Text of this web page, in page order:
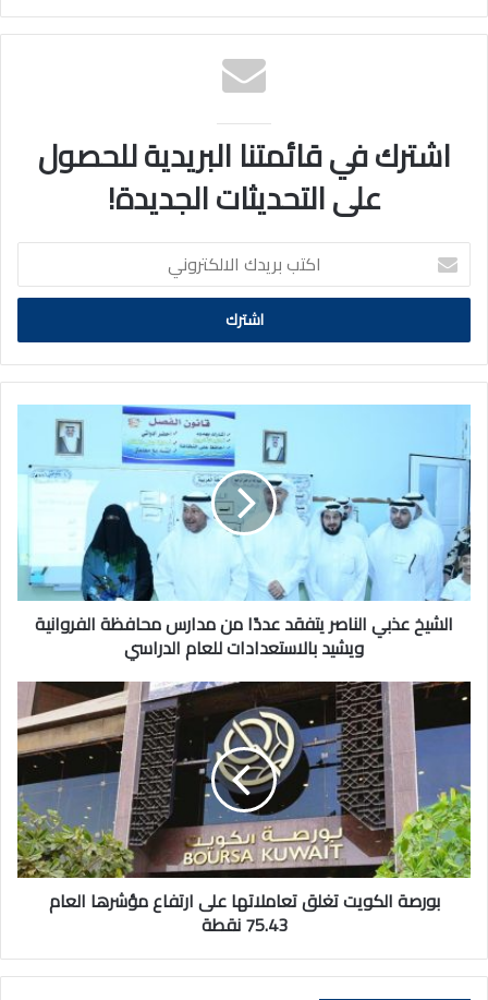
اشترك في قائمتنا البريدية للحصول
على التحديثات الجديدة!
اكتب
بريدك
الالكتروني
عذبي
الناصر
يتفقد
عددًا
من
مدارس
محافظة
الفروانية
ويشيد
بالاستعدادات
الدراسي
الشيخ عذبي الناصر يتفقد عددًا من مدارس محافظة الفروانية
ويشيد بالاستعدادات للعام الدراسي
بورصة
تغلق
تعاملاتها
على
ارتفاع
مؤشرها
العام
75.43
بورصة الكويت تغلق تعاملاتها على ارتفاع مؤشرها العام
75.43 نقطة